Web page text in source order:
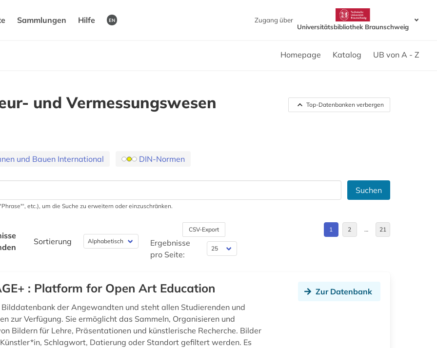
Sammlungen Hilfe EN
Zugang über
Universitätsbibliothek Braunschweig
Homepage Katalog UB von A - Z
Top-Datenbanken verbergen
und Vermessungswesen
und Bauen International DIN-Normen
Suchen
etc.), um die Suche zu erweitern oder einzuschränken.
Sortierung
CSV-Export
Ergebnisse
pro Seite:
1 2 … 21
: Platform for Open Art Education
der Angewandten und steht allen Studierenden und
zur Verfügung. Sie ermöglicht das Sammeln, Organisieren und
Bildern für Lehre, Präsentationen und künstlerische Recherche. Bilder
Schlagwort, Datierung oder Standort gefiltert werden. Es
Zur Datenbank